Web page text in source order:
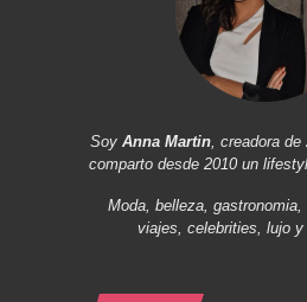
Soy Anna Martin, creadora de
comparto desde 2010 un
Moda, belleza, gastronomia,
viajes, celebrities, lujo y